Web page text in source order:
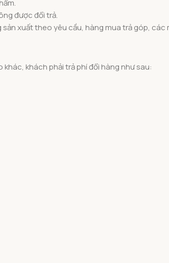
được đổi trả.
xuất theo yêu cầu, hàng mua trả góp, các
khách phải trả phí đổi hàng như sau: